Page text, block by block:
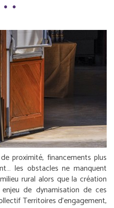
proximité, financements plus
les obstacles ne manquent
rural alors que la création
de dynamisation de ces
Territoires d’engagement,